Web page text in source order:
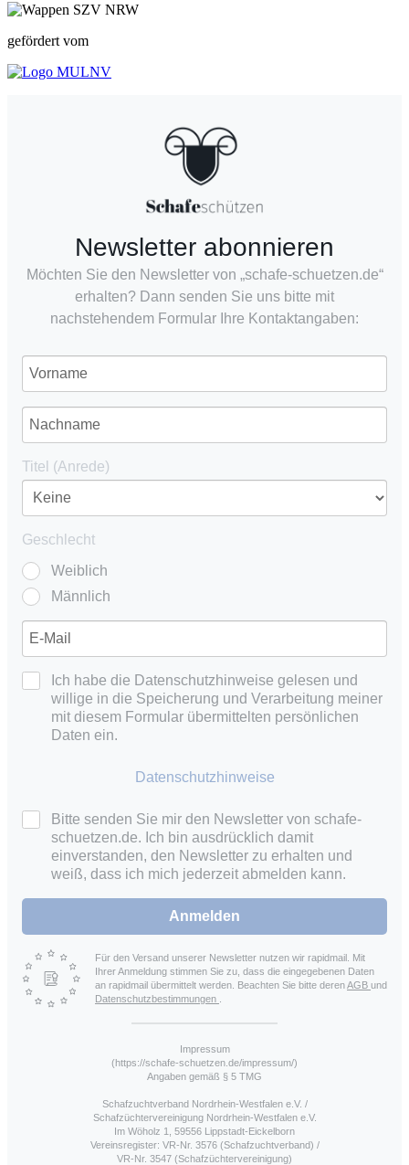
gefördert vom
Newsletter abonnieren
Möchten Sie den Newsletter von „schafe-schuetzen.de“
erhalten? Dann senden Sie uns bitte mit
nachstehendem Formular Ihre Kontaktangaben:
Titel (Anrede)
Geschlecht
Weiblich
Männlich
Ich habe die Datenschutzhinweise gelesen und
willige in die Speicherung und Verarbeitung meiner
mit diesem Formular übermittelten persönlichen
Daten ein.
Datenschutzhinweise
Bitte senden Sie mir den Newsletter von schafe-
schuetzen.de. Ich bin ausdrücklich damit
einverstanden, den Newsletter zu erhalten und
weiß, dass ich mich jederzeit abmelden kann.
Anmelden
Für den Versand unserer Newsletter nutzen wir rapidmail. Mit
Ihrer Anmeldung stimmen Sie zu, dass die eingegebenen Daten
an rapidmail übermittelt werden. Beachten Sie bitte derenAGB und
Datenschutzbestimmungen
Impressum
(https://schafe-schuetzen.de/impressum/)
Angaben gemäß § 5 TMG
Schafzuchtverband Nordrhein-Westfalen e.V. /
Schafzüchtervereinigung Nordrhein-Westfalen e.V.
Im Wöholz 1, 59556 Lippstadt-Eickelborn
Vereinsregister: VR-Nr. 3576 (Schafzuchtverband) /
VR-Nr. 3547 (Schafzüchtervereinigung)